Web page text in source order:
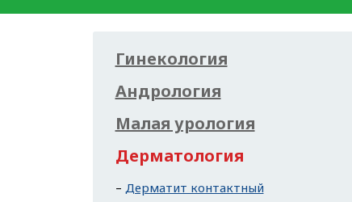
Гинекология
Андрология
Малая урология
Дерматология
Дерматит контактный